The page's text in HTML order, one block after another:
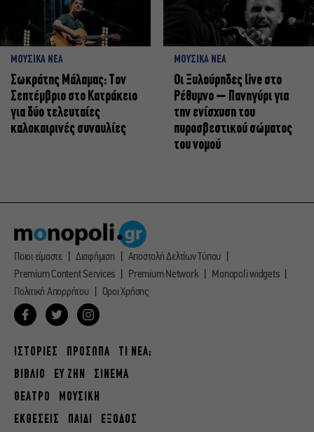
ΜΟΥΣΙΚΑ ΝΕΑ
Σωκράτης Μάλαμας: Τον
Σεπτέμβριο στο Κατράκειο
για δύο τελευταίες
καλοκαιρινές συναυλίες
ΜΟΥΣΙΚΑ ΝΕΑ
Οι Ξυλούρηδες live στο
Ρέθυμνο – Πανηγύρι για
την ενίσχυση του
πυροσβεστικού σώματος
του νομού
Ποιοι είμαστε Διαφήμιση
Αποστολή Δελτίων Τύπου
Premium Content Services
Premium Network
Monopoli widgets
Πολιτική Απορρήτου
Οροι Χρήσης
ΙΣΤΟΡΙΕΣ ΠΡΟΣΩΠΑ
ΤΙ ΝΕΑ;
ΒΙΒΛΙΟ
ΕΥ ΖΗΝ
ΣΙΝΕΜΑ
ΘΕΑΤΡΟ
ΜΟΥΣΙΚΗ
ΕΚΘΕΣΕΙΣ
ΠΑΙΔΙ ΕΞΟΔΟΣ